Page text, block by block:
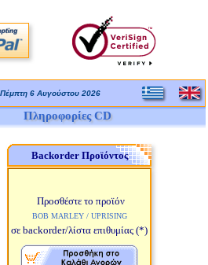
Πέμπτη 6 Αυγούστου 2026
Πληροφορίες CD
Backorder Προϊόντος
Προσθέστε το προϊόν
BOB MARLEY / UPRISING
σε backorder/λίστα επιθυμίας (*)